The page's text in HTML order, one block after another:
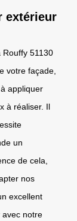
extérieur
51130
votre façade,
appliquer
à réaliser. Il
un
de cela,
nos
excellent
avec notre